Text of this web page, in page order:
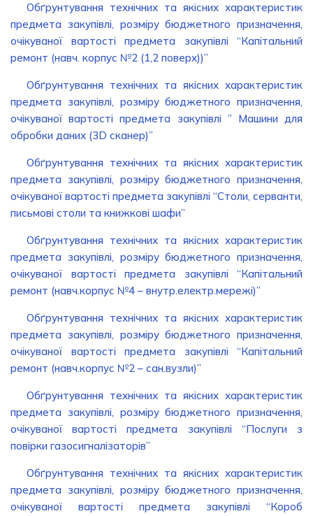
Обґрунтування технічних та якісних характеристик
предмета закупівлі, розміру бюджетного призначення,
очікуваної вартості предмета закупівлі “Капітальний
ремонт (навч. корпус №2 (1,2 поверх))”
Обґрунтування технічних та якісних характеристик
предмета закупівлі, розміру бюджетного призначення,
очікуваної вартості предмета закупівлі ” Машини для
обробки даних (3D сканер)”
Обґрунтування технічних та якісних характеристик
предмета закупівлі, розміру бюджетного призначення,
очікуваної вартості предмета закупівлі “Столи, серванти,
письмові столи та книжкові шафи”
Обґрунтування технічних та якісних характеристик
предмета закупівлі, розміру бюджетного призначення,
очікуваної вартості предмета закупівлі “Капітальний
ремонт (навч.корпус №4 – внутр.електр.мережі)”
Обґрунтування технічних та якісних характеристик
предмета закупівлі, розміру бюджетного призначення,
очікуваної вартості предмета закупівлі “Капітальний
ремонт (навч.корпус №2 – сан.вузли)”
Обґрунтування технічних та якісних характеристик
предмета закупівлі, розміру бюджетного призначення,
очікуваної вартості предмета закупівлі “Послуги з
повірки газосигналізаторів”
Обґрунтування технічних та якісних характеристик
предмета закупівлі, розміру бюджетного призначення,
очікуваної вартості предмета закупівлі “Короб